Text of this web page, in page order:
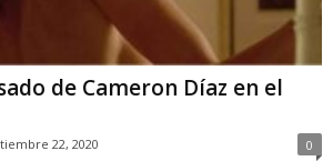
de Cameron Díaz en el
22, 2020 0